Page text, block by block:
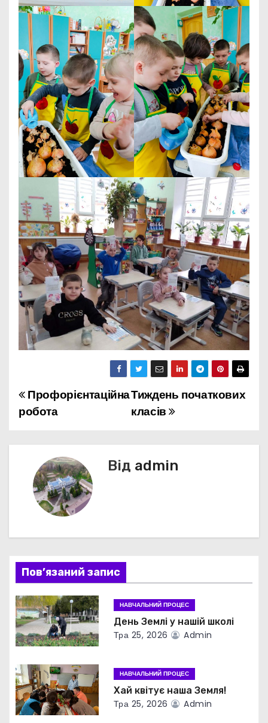
Н
а
в
і
я
з
а
п
и
Тиждень початкових
класів
Профорієнтаційна
робота
Від admin
Пов’язаний запис
НАВЧАЛЬНИЙ ПРОЦЕС
День Землі у нашій школі
Тра 25, 2026 Admin
НАВЧАЛЬНИЙ ПРОЦЕС
Хай квітує наша Земля!
Тра 25, 2026 Admin